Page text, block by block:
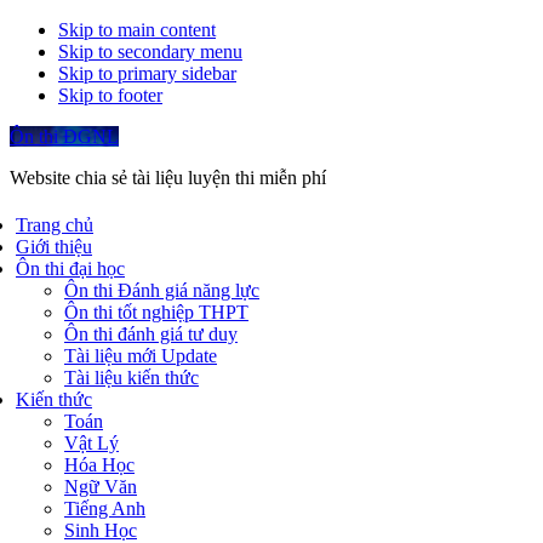
Skip to main content
Skip to secondary menu
Skip to primary sidebar
Skip to footer
Ôn thi ĐGNL
Website chia sẻ tài liệu luyện thi miễn phí
Trang chủ
Giới thiệu
Ôn thi đại học
Ôn thi Đánh giá năng lực
Ôn thi tốt nghiệp THPT
Ôn thi đánh giá tư duy
Tài liệu mới Update
Tài liệu kiến thức
Kiến thức
Toán
Vật Lý
Hóa Học
Ngữ Văn
Tiếng Anh
Sinh Học